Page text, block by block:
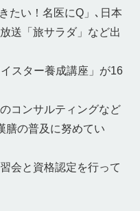
たい！名医にQ」､日本
送「旅サラダ」など出
スター養成講座」が16
コンサルティングなど
膳の普及に努めてい
会と資格認定を行って